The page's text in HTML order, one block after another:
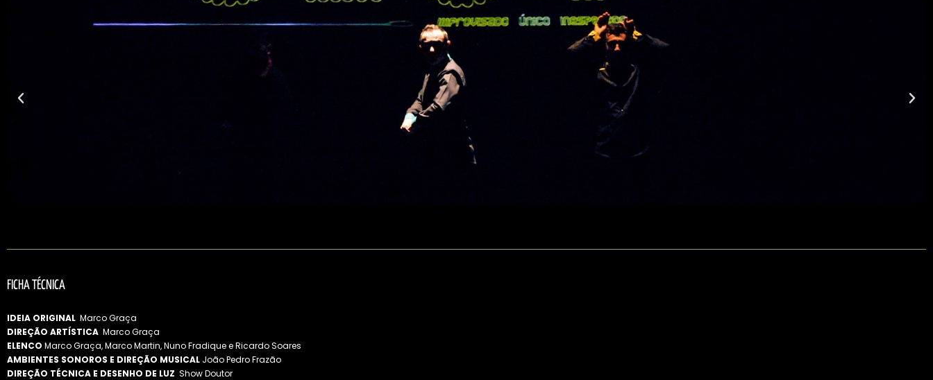
FICHA TÉCNICA
IDEIA ORIGINAL Marco Graça
DIREÇÃO ARTÍSTICA Marco Graça
ELENCO Marco Graça, Marco Martin, Nuno Fradique e Ricardo Soares
AMBIENTES SONOROS E DIREÇÃO MUSICAL João Pedro Frazão
DIREÇÃO TÉCNICA E DESENHO DE LUZ Show Doutor